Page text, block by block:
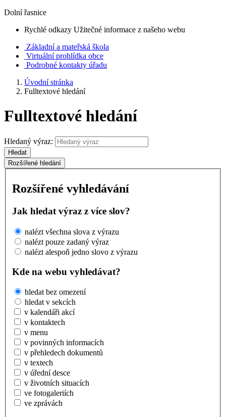
Dolní řasnice
Rychlé odkazy Užitečné informace z našeho webu
Základní a mateřská škola
Virtuální prohlídka obce
Podrobné kontakty úřadu
Úvodní stránka
Fulltextové hledání
Fulltextové hledání
Hledaný výraz:
Hledat
Rozšířené hledání
Rozšířené vyhledávání
Jak hledat výraz z více slov?
nalézt všechna slova z výrazu
nalézt pouze zadaný výraz
nalézt alespoň jedno slovo z výrazu
Kde na webu vyhledávat?
hledat bez omezení
hledat v sekcích
v kalendáři akcí
v kontaktech
v menu
v povinných informacích
v přehledech dokumentů
v textech
v úřední desce
v životních situacích
ve fotogaleriích
ve zprávách